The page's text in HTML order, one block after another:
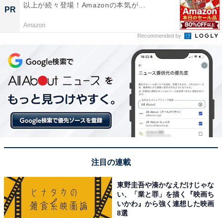
PR
以上が続々登場！Amazonの本気が...
Amazon
Recommended by
注目の連載
東野圭吾や湊かなえだけじゃな
い、「業と罪」を描く『映画ち
いかわ』から強く連想した映画
8選